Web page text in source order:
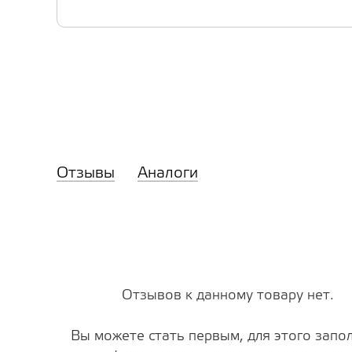
Отзывы Аналоги
Отзывов к данному товару нет.
Вы можете стать первым, для этого